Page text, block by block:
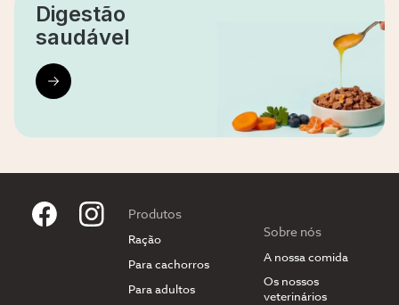
Digestão
saudável
Produtos
Ração
Para cachorros
Para adultos
Sobre nós
A nossa comida
Os nossos
veterinários